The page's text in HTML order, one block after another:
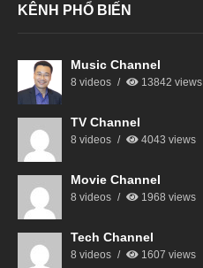
KÊNH PHỔ BIẾN
Music Channel
8 videos 13842 views
TV Channel
8 videos 4043 views
Movie Channel
8 videos 1968 views
Tech Channel
8 videos 1607 views